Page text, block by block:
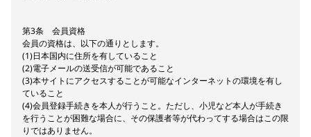
第3条 会員資格
会員の資格は、以下の通りとします。
(1)日本国内に住所を有していること
(2)電子メールの送受信が可能であること
(3)本サイトにアクセスすることが可能なインターネットの環境を有し
ていること
(4)会員登録手続きを本人が行うこと。ただし、小児など本人が手続き
を行うことが困難な場合に、その保護者等が代わってする場合はこの限
りではありません。